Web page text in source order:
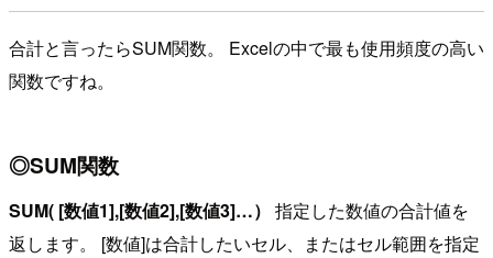
合計と言ったらSUM関数。
Excelの中で最も使用頻度の高い
関数ですね。
◎SUM関数
SUM( [数値1],[数値2],[数値3]…） 指定した数値の合計値を
返します。 [数値]は合計したいセル、またはセル範囲を指定